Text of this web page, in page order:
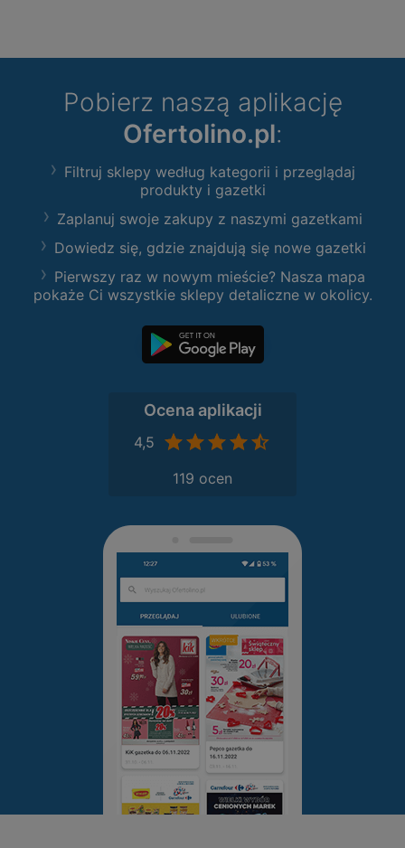
Pobierz naszą aplikację
Ofertolino.pl:
Filtruj sklepy według kategorii i przeglądaj
produkty i gazetki
Zaplanuj swoje zakupy z naszymi gazetkami
Dowiedz się, gdzie znajdują się nowe gazetki
Pierwszy raz w nowym mieście? Nasza mapa
pokaże Ci wszystkie sklepy detaliczne w okolicy.
Ocena aplikacji
4,5
119 ocen